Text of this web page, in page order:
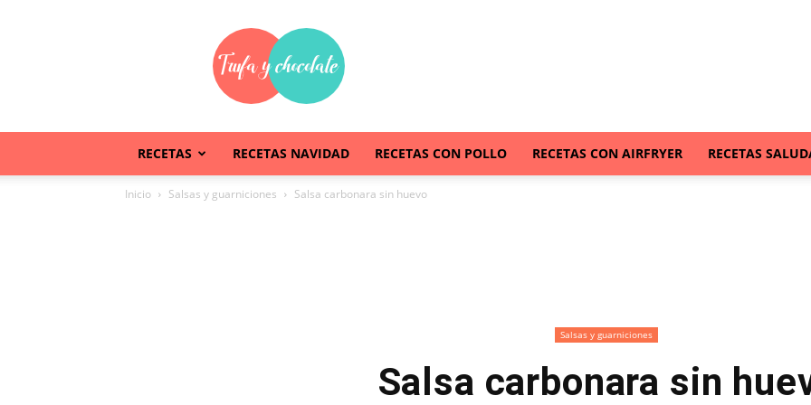
Trufaychocolate
RECETAS RECETAS NAVIDAD RECETAS CON POLLO RECETAS CON AIRFRYER RECETAS
Inicio Salsas y guarniciones Salsa carbonara sin huevo
Salsas y guarniciones
Salsa carbonara sin